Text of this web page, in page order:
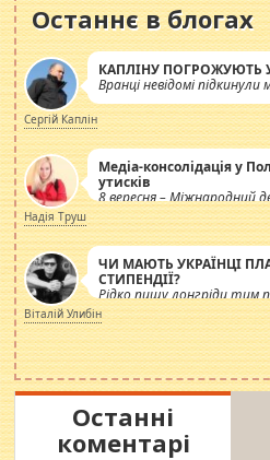
Останнє в блогах
КАПЛІНУ ПОГРОЖУЮТЬ
Вранці невідомі
Сергій Каплін
Медіа-консолідація у
утисків
8 вересня – Міжнародний
журналістів.
Надія Труш
ЧИ МАЮТЬ УКРАЇНЦІ
СТИПЕНДІЇ?
Рідко пишу лонгріди тим
просто дістало! Обурюють
навколо
роздувається ще одна
Віталій Улибін
Останні
коментарі